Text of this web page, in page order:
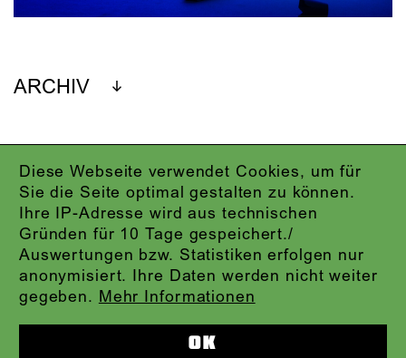
Diese Webseite verwendet Cookies, um für
Sie die Seite optimal gestalten zu können.
Ihre IP-Adresse wird aus technischen
Gründen für 10 Tage gespeichert./
Auswertungen bzw. Statistiken erfolgen nur
anonymisiert. Ihre Daten werden nicht weiter
gegeben. Mehr Informationen
OK
ARCHIV
IMPRESSUM
DATENSCHUTZ
AGB
KONTAKT
ABO-LOGIN
PRESSE